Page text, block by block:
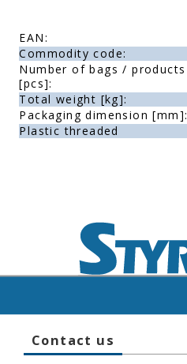
EAN:
Commodity code:
Number of bags / products
[pcs]:
Total weight [kg]:
Packaging dimension [mm]:
Plastic threaded
Contact us